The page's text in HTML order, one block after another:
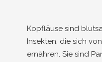
Kopfläuse sind
Insekten, die sich
ernähren. Sie sind